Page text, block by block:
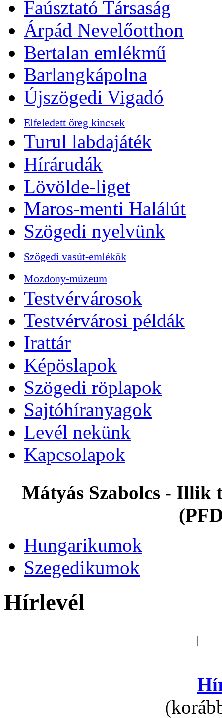
Faúsztató Társaság
Árpád Nevelőotthon
Bertalan emlékmű
Barlangkápolna
Újszögedi Vigadó
Elfeledett öreg kincsek
Turul labdajáték
Hírárudák
Lövölde-liget
Maros-menti Halálút
Szögedi nyelvünk
Szögedi vasút-emlékök
Mozdony-múzeum
Testvérvárosok
Testvérvárosi példák
Irattár
Képöslapok
Szögedi röplapok
Sajtóhíranyagok
Levél nekünk
Kapcsolapok
Mátyás Szabolcs - Illik
Hungarikumok
Szegedikumok
Hírlevél